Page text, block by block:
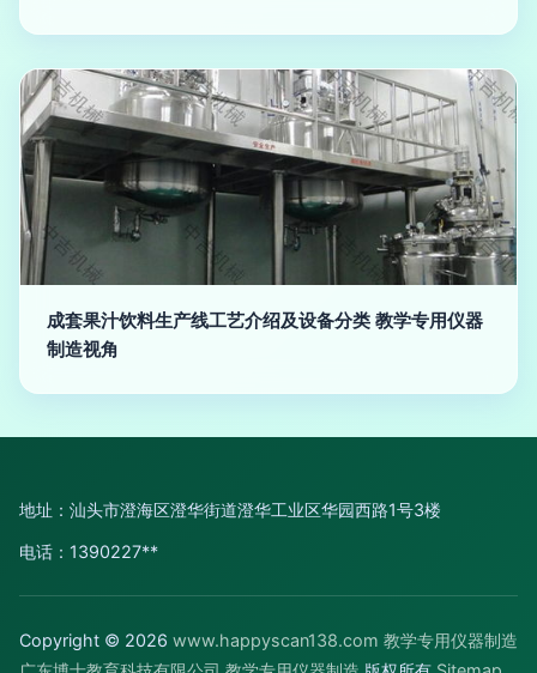
成套果汁饮料生产线工艺介绍及设备分类 教学专用仪器
制造视角
地址：汕头市澄海区澄华街道澄华工业区华园西路1号3楼
电话：1390227**
Copyright © 2026 www.happyscan138.com 教学专用仪器制造